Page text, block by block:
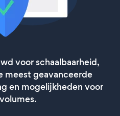
voor schaalbaarheid,
meest geavanceerde
en mogelijkheden voor